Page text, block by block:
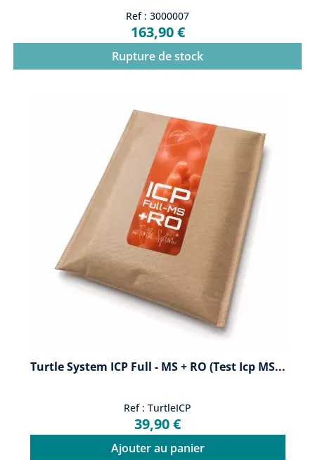
Ref : 3000007
163,90 €
Rupture de stock
Turtle System ICP Full - MS + RO (test Icp MS...
Ref : TurtleICP
39,90 €
Ajouter au panier